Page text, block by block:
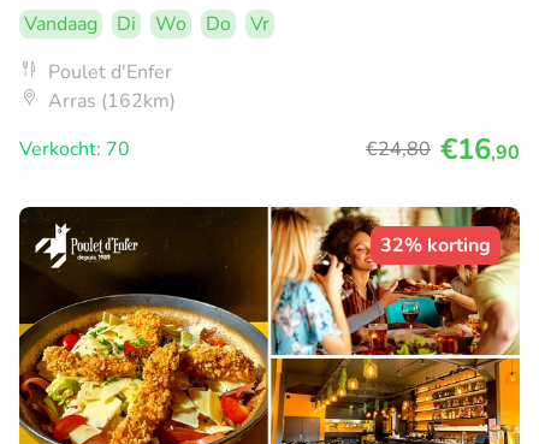
Vandaag Di Wo Do
Vr
Poulet d'Enfer
Arras (162km)
Verkocht: 70
€24,80 €16,90
32% korting